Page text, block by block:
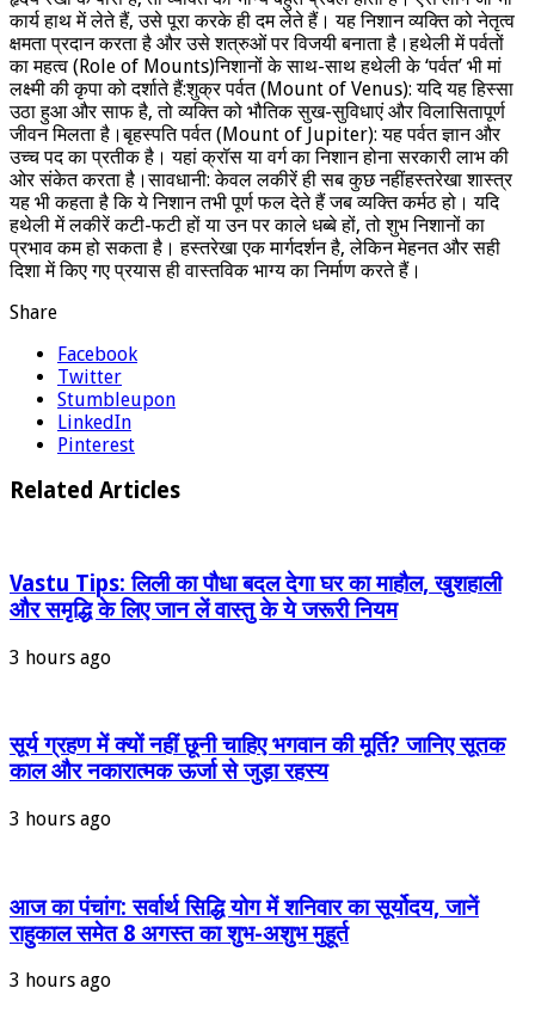
कार्य हाथ में लेते हैं, उसे पूरा करके ही दम लेते हैं। यह निशान व्यक्ति को नेतृत्व
क्षमता प्रदान करता है और उसे शत्रुओं पर विजयी बनाता है।हथेली में पर्वतों
का महत्व (Role of Mounts)निशानों के साथ-साथ हथेली के ‘पर्वत’ भी मां
लक्ष्मी की कृपा को दर्शाते हैं:शुक्र पर्वत (Mount of Venus): यदि यह हिस्सा
उठा हुआ और साफ है, तो व्यक्ति को भौतिक सुख-सुविधाएं और विलासितापूर्ण
जीवन मिलता है।बृहस्पति पर्वत (Mount of Jupiter): यह पर्वत ज्ञान और
उच्च पद का प्रतीक है। यहां क्रॉस या वर्ग का निशान होना सरकारी लाभ की
ओर संकेत करता है।सावधानी: केवल लकीरें ही सब कुछ नहींहस्तरेखा शास्त्र
यह भी कहता है कि ये निशान तभी पूर्ण फल देते हैं जब व्यक्ति कर्मठ हो। यदि
हथेली में लकीरें कटी-फटी हों या उन पर काले धब्बे हों, तो शुभ निशानों का
प्रभाव कम हो सकता है। हस्तरेखा एक मार्गदर्शन है, लेकिन मेहनत और सही
दिशा में किए गए प्रयास ही वास्तविक भाग्य का निर्माण करते हैं।
Share
Facebook
Twitter
Stumbleupon
LinkedIn
Pinterest
Related Articles
Vastu Tips: लिली का पौधा बदल देगा घर का माहौल, खुशहाली
और समृद्धि के लिए जान लें वास्तु के ये जरूरी नियम
3 hours ago
सूर्य ग्रहण में क्यों नहीं छूनी चाहिए भगवान की मूर्ति? जानिए सूतक
काल और नकारात्मक ऊर्जा से जुड़ा रहस्य
3 hours ago
आज का पंचांग: सर्वार्थ सिद्धि योग में शनिवार का सूर्योदय, जानें
राहुकाल समेत 8 अगस्त का शुभ-अशुभ मुहूर्त
3 hours ago